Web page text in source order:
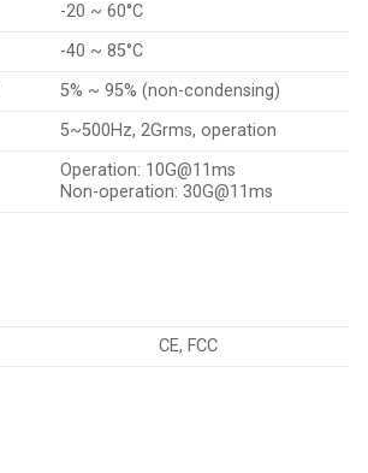
-20 ~ 60°C
-40 ~ 85°C
5% ~ 95% (non-condensing)
5~500Hz, 2Grms, operation
Operation: 10G@11ms
Non-operation: 30G@11ms
CE, FCC